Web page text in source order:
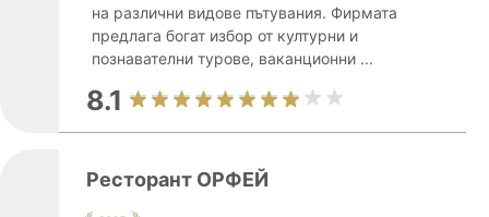
на различни видове пътувания. Фирмата
предлага богат избор от културни и
познавателни турове, ваканционни ...
8.1
Ресторант ОРФЕЙ